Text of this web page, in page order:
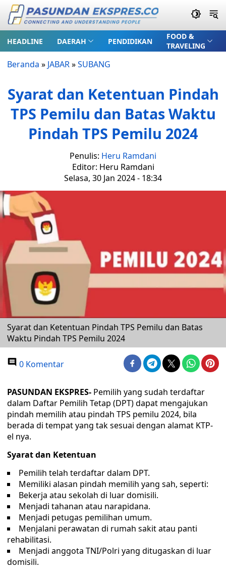
HEADLINE DAERAH PENDIDIKAN
FOOD &
TRAVELING
Beranda » JABAR»SUBANG
Syarat dan Ketentuan Pindah
TPS Pemilu dan Batas Waktu
Pindah TPS Pemilu 2024
Penulis: Heru Ramdani
Editor: Heru Ramdani
Selasa, 30 Jan 2024 - 18:34
Syarat dan Ketentuan Pindah TPS Pemilu dan Batas
Waktu Pindah TPS Pemilu 2024
0 Komentar
PASUNDAN EKSPRES- Pemilih yang sudah terdaftar
dalam Daftar Pemilih Tetap (DPT) dapat mengajukan
pindah memilih atau pindah TPS pemilu 2024, bila
berada di tempat yang tak sesuai dengan alamat KTP-
el nya.
Syarat dan Ketentuan
Pemilih telah terdaftar dalam DPT.
Memiliki alasan pindah memilih yang sah, seperti:
Bekerja atau sekolah di luar domisili.
Menjadi tahanan atau narapidana.
Menjadi petugas pemilihan umum.
Menjalani perawatan di rumah sakit atau panti
rehabilitasi.
Menjadi anggota TNI/Polri yang ditugaskan di luar
domisili.